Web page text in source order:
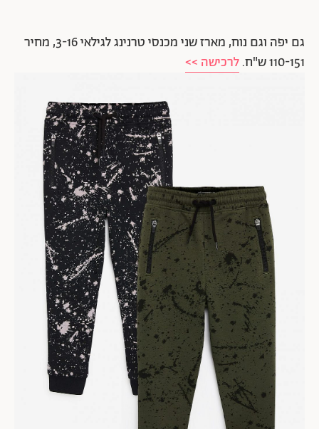
גם יפה וגם נוח, מארז שני מכנסי טרנינג לגילאי 3-16, מחיר
110-151 ש"ח.
לרכישה >>